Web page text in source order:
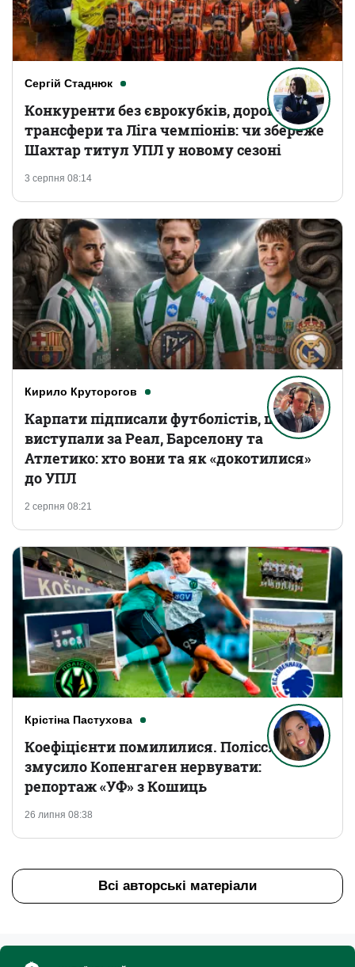
Сергій Стаднюк
3 серпня 08:14
Конкуренти без єврокубків, дорогі
трансфери та Ліга чемпіонів: чи збереже
Шахтар титул УПЛ у новому сезоні
Кирило Круторогов
2 серпня 08:21
Карпати підписали футболістів, що
виступали за Реал, Барселону та
Атлетико: хто вони та як «докотилися»
до УПЛ
Крістіна Пастухова
26 липня 08:38
Коефіцієнти помилилися. Полісся
змусило Копенгаген нервувати:
репортаж «УФ» з Кошиць
Всі авторські матеріали